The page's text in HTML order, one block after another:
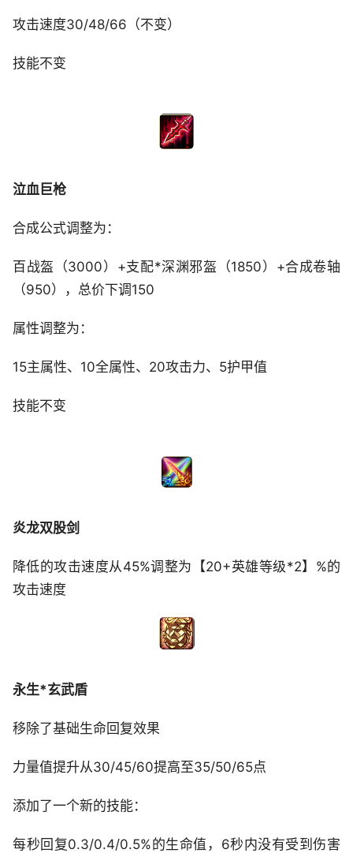
攻击速度30/48/66（不变）
技能不变
泣血巨枪
合成公式调整为：
百战盔（3000）+支配*深渊邪盔（1850）+合成卷轴
（950），总价下调150
属性调整为：
15主属性、10全属性、20攻击力、5护甲值
技能不变
炎龙双股剑
降低的攻击速度从45%调整为【20+英雄等级*2】%的
攻击速度
永生*玄武盾
移除了基础生命回复效果
力量值提升从30/45/60提高至35/50/65点
添加了一个新的技能：
每秒回复0.3/0.4/0.5%的生命值，6秒内没有受到伤害